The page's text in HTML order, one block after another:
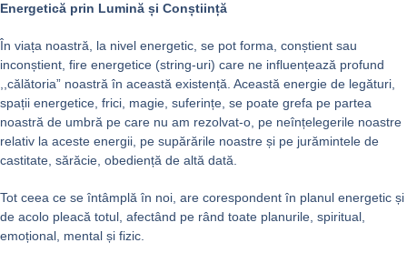
Energetică prin Lumină și Conștiință
În viața noastră, la nivel energetic, se pot forma, conștient sau
inconștient, fire energetice (string-uri) care ne influențează profund
,,călătoria” noastră în această existență. Această energie de legături,
spații energetice, frici, magie, suferințe, se poate grefa pe partea
noastră de umbră pe care nu am rezolvat-o, pe neînțelegerile noastre
relativ la aceste energii, pe supărările noastre și pe jurămintele de
castitate, sărăcie, obediență de altă dată.
Tot ceea ce se întâmplă în noi, are corespondent în planul energetic și
de acolo pleacă totul, afectând pe rând toate planurile, spiritual,
emoțional, mental și fizic.